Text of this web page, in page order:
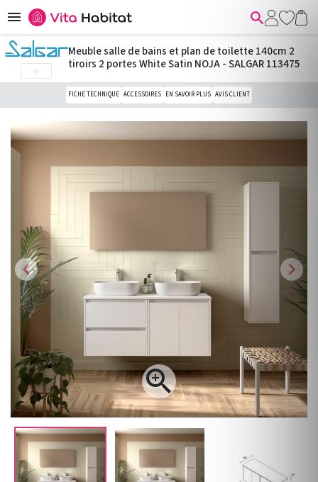
 
chevron_left

chevron_right
Meuble salle de bains et plan de toilette 140cm 2
tiroirs 2 portes White Satin NOJA - SALGAR 113475
FICHE TECHNIQUE ACCESSOIRES EN SAVOIR PLUS AVIS CLIENT